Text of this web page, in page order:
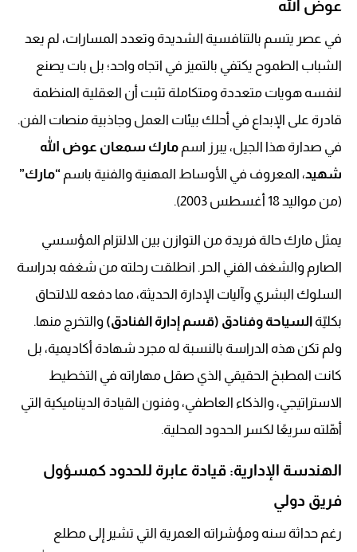
عوض الله
في عصر يتسم بالتنافسية الشديدة وتعدد المسارات، لم يعد
الشباب الطموح يكتفي بالتميز في اتجاه واحد؛ بل بات يصنع
لنفسه هويات متعددة ومتكاملة تثبت أن العقلية المنظمة
قادرة على الإبداع في أحلك بيئات العمل وجاذبية منصات الفن.
في صدارة هذا الجيل، يبرز اسم مارك سمعان عوض الله
شهيد، المعروف في الأوساط المهنية والفنية باسم “مارك”
(من مواليد 18 أغسطس 2003).
يمثل مارك حالة فريدة من التوازن بين الالتزام المؤسسي
الصارم والشغف الفني الحر. انطلقت رحلته من شغفه بدراسة
السلوك البشري وآليات الإدارة الحديثة، مما دفعه للالتحاق
بكليّة السياحة وفنادق (قسم إدارة الفنادق) والتخرج منها.
ولم تكن هذه الدراسة بالنسبة له مجرد شهادة أكاديمية، بل
كانت المطبخ الحقيقي الذي صقل مهاراته في التخطيط
الاستراتيجي، والذكاء العاطفي، وفنون القيادة الديناميكية التي
أهّلته سريعًا لكسر الحدود المحلية.
الهندسة الإدارية: قيادة عابرة للحدود كمسؤول
فريق دولي
رغم حداثة سنه ومؤشراته العمرية التي تشير إلى مطلع